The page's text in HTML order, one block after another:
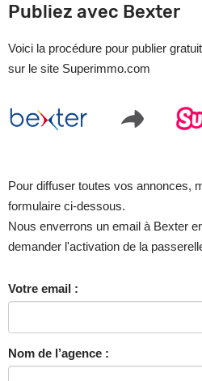
Publiez avec Bexter
Voici la procédure pour publier
sur le site Superimmo.com
Pour diffuser toutes vos annonces,
formulaire ci-dessous.
Nous enverrons un email à Bexter
demander l'activation de la
Votre email :
Nom de l’agence :